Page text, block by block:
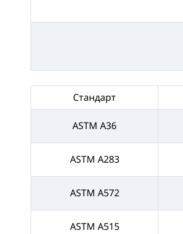
Стандарт
ASTM A36
ASTM A283
ASTM A572
ASTM A515